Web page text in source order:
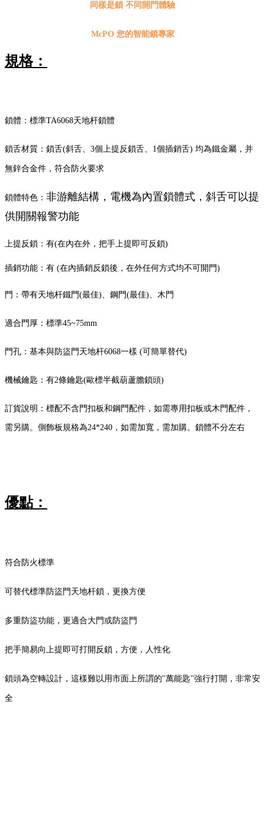
同樣是鎖 不同開門體驗
McPO 您的智能鎖專家
規格：
鎖體：標準TA6068天地杆鎖體
鎖舌材質：鎖舌(斜舌、3個上提反鎖舌、1個插銷舌) 均為鐵金屬，并
無鋅合金件，符合防火要求
鎖體特色： 非游離結構，電機為內置鎖體式，斜舌可以提
供開關報警功能
上提反鎖：有(在內在外，把手上提即可反鎖)
插銷功能：有 (在內插銷反鎖後，在外任何方式均不可開門)
門：帶有天地杆鐵門(最佳)、鋼門(最佳)、木門
適合門厚：標準45~75mm
門孔：基本與防盜門天地杆6068一樣 (可簡單替代)
機械鑰匙：有2條鑰匙(歐標半截葫蘆膽鎖頭)
訂貨說明：標配不含門扣板和鋼門配件，如需專用扣板或木門配件，
需另購。側飾板規格為24*240，如需加寬，需加購。鎖體不分左右
優點：
符合防火標準
可替代標準防盜門天地杆鎖，更換方便
多重防盜功能，更適合大門或防盜門
把手簡易向上提即可打開反鎖，方便，人性化
鎖頭為空轉設計，這樣難以用市面上所謂的"萬能匙"強行打開，非常安
全